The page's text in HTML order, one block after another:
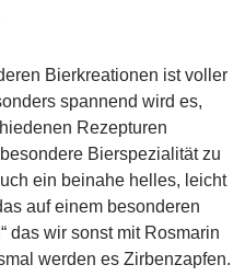
Bierkreationen ist voller
spannend wird es,
Rezepturen
Bierspezialität zu
ein beinahe helles, leicht
auf einem besonderen
das wir sonst mit Rosmarin
werden es Zirbenzapfen.